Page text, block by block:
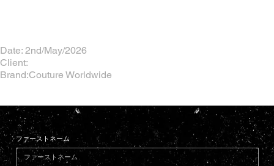
Date: 2nd/May/2026
Client:
Brand:Couture Worldwide
ファーストネーム